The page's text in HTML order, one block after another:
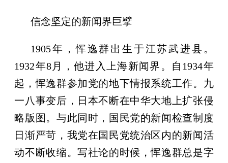
信念坚定的新闻界巨擘
1905年，恽逸群出生于江苏武进县。
1932年8月，他进入上海新闻界。自1934年
起，恽逸群参加党的地下情报系统工作。九
一八事变后，日本不断在中华大地上扩张侵
略版图。与此同时，国民党的新闻检查制度
日渐严苛，我党在国民党统治区内的新闻活
动不断收缩。写社论的时候，恽逸群总是字